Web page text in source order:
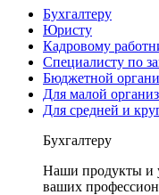
Бухгалтеру
Юристу
Кадровому
Специалисту по
Бюджетной
Для малой
Для средней и
Бухгалтеру
Наши продукты и
ваших